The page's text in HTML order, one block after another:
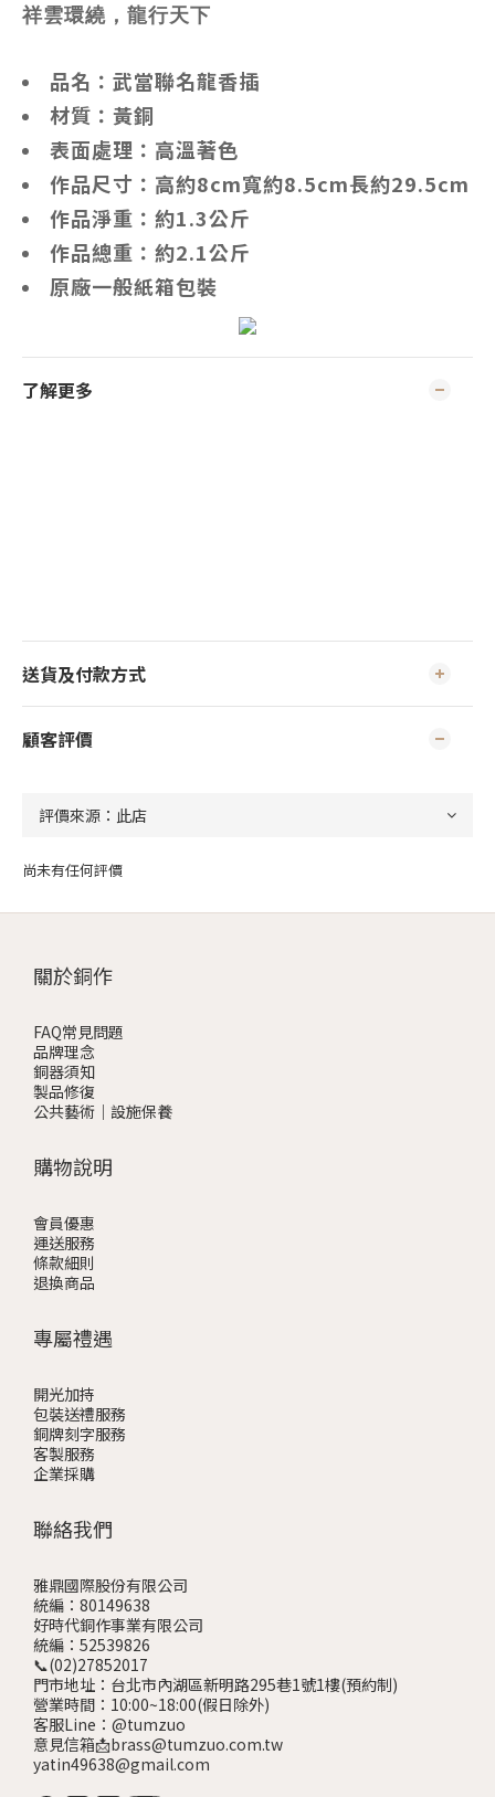
祥雲環繞，龍行天下
品名：武當聯名龍香插
材質： 黃銅
表面處理：高溫著色
作品尺寸：高約8cm寬約8.5cm長約29.5cm
作品淨重：約1.3公斤
作品總重：約2.1公斤
原廠一般紙箱包裝
了解更多
送貨及付款方式
顧客評價
尚未有任何評價
關於銅作
FAQ常見問題
品牌理念
銅器須知
製品修復
公共藝術｜設施保養
購物說明
會員優惠
運送服務
條款細則
退換商品
專屬禮遇
開光加持
包裝送禮服務
銅牌刻字服務
客製服務
企業採購
聯絡我們
雅鼎國際股份有限公司
統編：80149638
好時代銅作事業有限公司
統編：52539826
📞(02)27852017
門市地址：台北市內湖區新明路295巷1號1樓(預約制)
營業時間：10:00~18:00(假日除外)
客服Line：@tumzuo
意見信箱📩brass@tumzuo.com.tw
yatin49638@gmail.com